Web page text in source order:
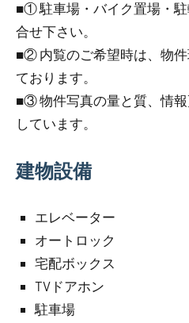
■① 駐車場・バイク置場・
合せ下さい。
■② 内覧のご希望時は、物
ております。
■③ 物件写真の量と質、情
しています。
建物設備
エレベーター
オートロック
宅配ボックス
TVドアホン
駐車場